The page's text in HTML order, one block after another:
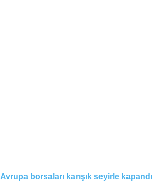
Avrupa borsaları karışık seyirle kapandı